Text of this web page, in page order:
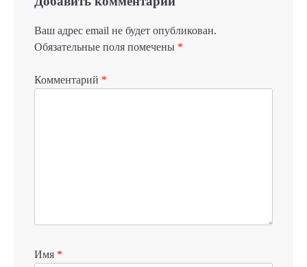
Ваш адрес email не будет опубликован.
Обязательные поля помечены *
Комментарий *
Имя *